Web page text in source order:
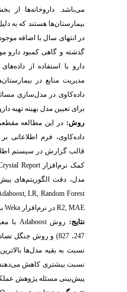
می‌باشد. داروخانه‌ها از
بیمارستان‌ها هستند که به
در انتهای سال با اضافه
گذشته و گاهی کمبود دارو
دارو با استفاده از
مدیریت منابع در
داده‌کاوی در مدل‌سازی
برای تعیین مدل بهینه تهیه
روش: در این مطالعه مقطعی،
داده‌کاوی، فرم اطلاعاتی
قالب گزارش در سیستم
کمک نرم‌افزار Crystal Report
مدل، دقت الگوریتم‌های
Random Forest
,
LR
,
Adaboost
MAE
,
R2در نرم‌افزار Weka
نتایج:روش Adaboostبا
نسبت به بقیه مدل‌ها
نسبت بیشتری کاهش می‌دهند.
پیش‌بینی مسئله پژوهش